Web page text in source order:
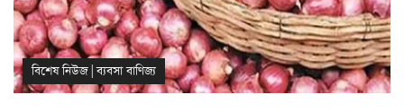
বিশেষ নিউজ|ব্যবসা বাণিজ্য